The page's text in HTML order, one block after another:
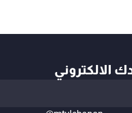
الالكتروني